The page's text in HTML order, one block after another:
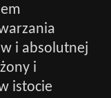
i absolutnej
i
istocie